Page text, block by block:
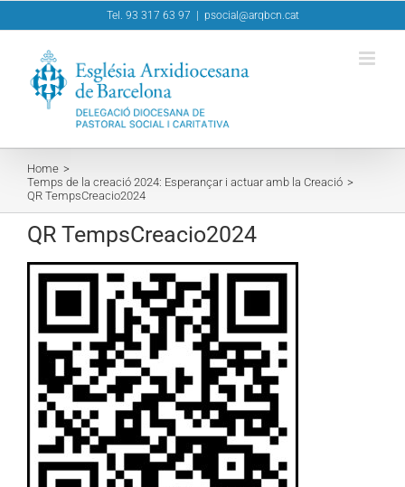
to
Tel. 93 317 63 97 psocial@arqbcn.cat
Home
Temps de la creació 2024: Esperançar i actuar amb la Creació
QR TempsCreacio2024
QR TempsCreacio2024